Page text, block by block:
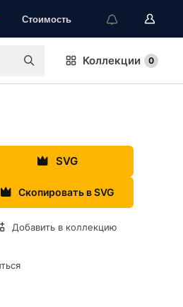
Стоимость
Коллекции 0
SVG
Скопировать в SVG
Добавить в коллекцию